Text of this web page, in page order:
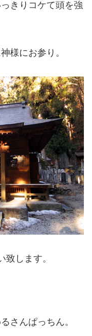
きりコケて頭を強
様にお参り。
します。
さんぱっちん。